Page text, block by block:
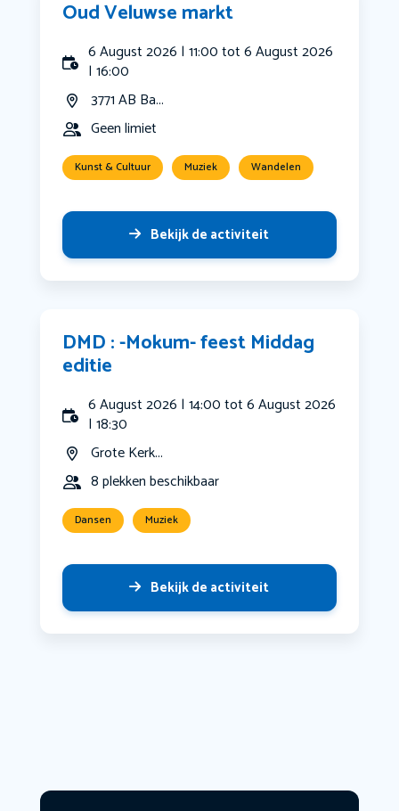
Oud Veluwse markt
6 August 2026 | 11:00 tot 6 August 2026
| 16:00
3771 AB Ba...
Geen limiet
Kunst & Cultuur Muziek Wandelen
Bekijk de activiteit
DMD : -Mokum- feest Middag
editie
6 August 2026 | 14:00 tot 6 August 2026
| 18:30
Grote Kerk...
8 plekken beschikbaar
Dansen Muziek
Bekijk de activiteit